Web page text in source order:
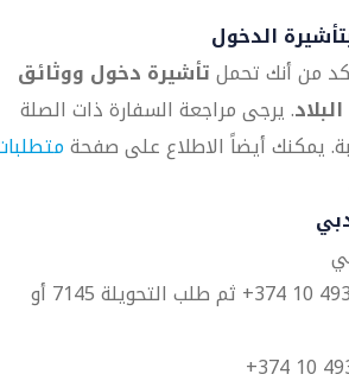
الدخول
من أنك تحملتأشيرة دخول ووثائق
. يرجى مراجعة السفارة ذات الصلة
يمكنك أيضاً الاطلاع على صفحة
لخدمات الأمتعة 000 493 10 374+ ثم طلب التحويلة 7145 أو